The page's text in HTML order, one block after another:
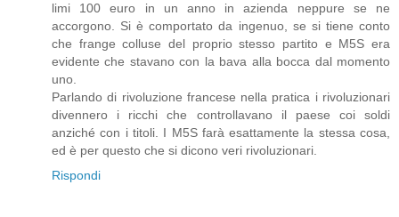
limi 100 euro in un anno in azienda neppure se ne
accorgono. Si è comportato da ingenuo, se si tiene conto
che frange colluse del proprio stesso partito e M5S era
evidente che stavano con la bava alla bocca dal momento
uno.
Parlando di rivoluzione francese nella pratica i rivoluzionari
divennero i ricchi che controllavano il paese coi soldi
anziché con i titoli. I M5S farà esattamente la stessa cosa,
ed è per questo che si dicono veri rivoluzionari.
Rispondi